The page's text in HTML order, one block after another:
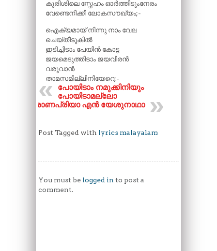
കുരിശിലെ സ്നേഹം ഓർത്തിടുംനേരം
വേണ്ടെനിക്കീ ലോകസൗഖ്യം;-
ഐക്യമായ് നിന്നു നാം വേല
ചെയ്തീടുകിൽ
ഇടിച്ചിടാം പേയിൻ കോട്ട
ജയമെടുത്തിടാം ജയവീരൻ
വരുവാൻ
താമസമില്ലിനിയേറെ;-
പോയിടാം നമുക്കിനിയും
പോയിടാമല്ലോ
പ്രാണപ്രിയാ എൻ യേശുനാഥാ
Post Tagged with lyrics malayalam
You must be logged in to post a
comment.